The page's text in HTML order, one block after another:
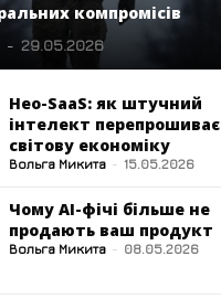
компромісів
- 29.05.2026
Нео-SaaS: як штучний
інтелект перепрошиває
світову економіку
Вольга Микита - 15.05.2026
Чому AI-фічі більше не
продають ваш продукт
Вольга Микита - 08.05.2026